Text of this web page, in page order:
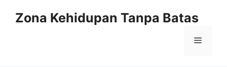
Zona Kehidupan Tanpa Batas
Menu